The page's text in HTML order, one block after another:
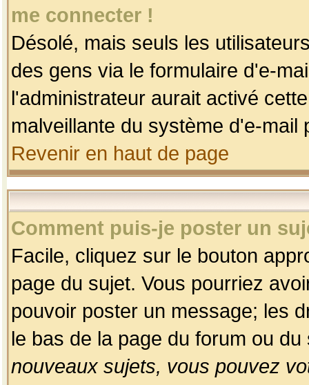
me connecter !
Désolé, mais seuls les
des gens via le formulaire d'e-
l'administrateur aurait activé
malveillante du système d'e-
Revenir en haut de page
Comment puis-je poster un
Facile, cliquez sur le bouton
page du sujet. Vous pourriez
pouvoir poster un message; les
le bas de la page du forum ou
nouveaux sujets, vous pouvez